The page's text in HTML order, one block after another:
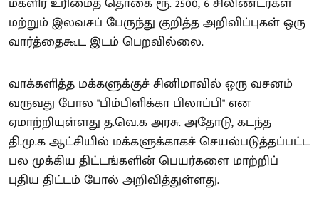
மற்றும் இலவசப் பேருந்து குறித்த அறிவிப்புகள் ஒரு
வார்த்தைகூட இடம் பெறவில்லை.
வாக்களித்த மக்களுக்குச் சினிமாவில் ஒரு வசனம்
வருவது போல "பிம்பிளிக்கா பிலாப்பி" என
ஏமாற்றியுள்ளது த.வெ.க அரசு. அதோடு, கடந்த
தி.மு.க ஆட்சியில் மக்களுக்காகச் செயல்படுத்தப்பட்ட
பல முக்கிய திட்டங்களின் பெயர்களை மாற்றிப்
புதிய திட்டம் போல் அறிவித்துள்ளது.